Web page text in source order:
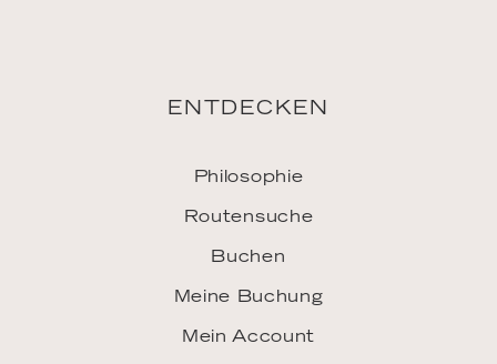
ENTDECKEN
Philosophie
Routensuche
Buchen
Meine Buchung
Mein Account